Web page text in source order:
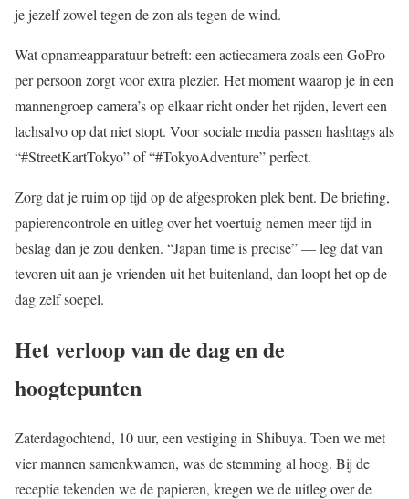
je jezelf zowel tegen de zon als tegen de wind.
Wat opnameapparatuur betreft: een actiecamera zoals een GoPro
per persoon zorgt voor extra plezier. Het moment waarop je in een
mannengroep camera’s op elkaar richt onder het rijden, levert een
lachsalvo op dat niet stopt. Voor sociale media passen hashtags als
“#StreetKartTokyo” of “#TokyoAdventure” perfect.
Zorg dat je ruim op tijd op de afgesproken plek bent. De briefing,
papierencontrole en uitleg over het voertuig nemen meer tijd in
beslag dan je zou denken. “Japan time is precise” — leg dat van
tevoren uit aan je vrienden uit het buitenland, dan loopt het op de
dag zelf soepel.
Het verloop van de dag en de
hoogtepunten
Zaterdagochtend, 10 uur, een vestiging in Shibuya. Toen we met
vier mannen samenkwamen, was de stemming al hoog. Bij de
receptie tekenden we de papieren, kregen we de uitleg over de